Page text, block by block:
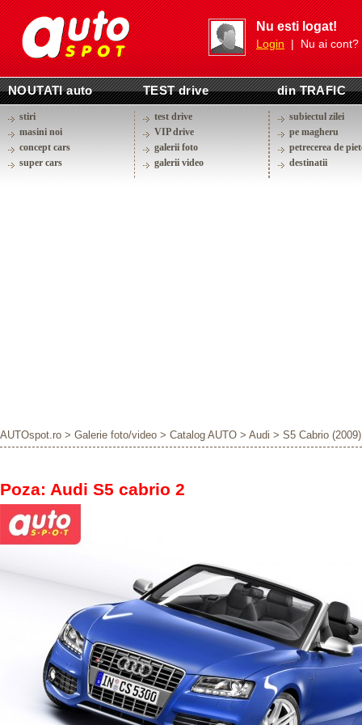
Nu esti logat!
Login| Nu ai cont?
NOUTATI auto TEST drive din TRAFIC
stiri
masini noi
concept cars
super cars
test drive
VIP drive
galerii foto
galerii video
subiectul zilei
pe magheru
petrecerea de
destinatii
AUTOspot.ro > Galerie foto/video > Catalog AUTO > Audi > S5 Cabrio (2009)
Poza: Audi S5 cabrio 2